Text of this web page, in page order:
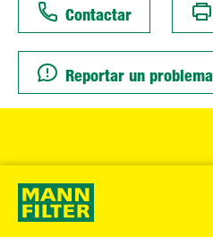
Contactar
Reportar un problema